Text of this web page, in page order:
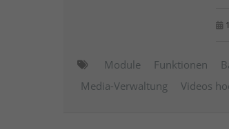
Module Funktionen
Media-Verwaltung
Videos